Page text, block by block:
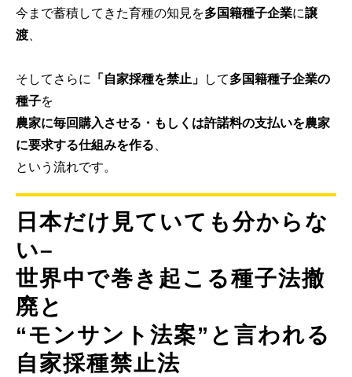
今まで蓄積してきた育種の知見を多国籍種子企業に譲
渡、
そしてさらに 「自家採種を禁止」 して多国籍種子企業の
種子を
農家に毎回購入させる・もしくは許諾料の支払いを農家
に要求する仕組みを作る、
という流れです。
日本だけ見ていても分からな
い–
世界中で巻き起こる種子法撤
廃と
“モンサント法案”と言われる
自家採種禁止法